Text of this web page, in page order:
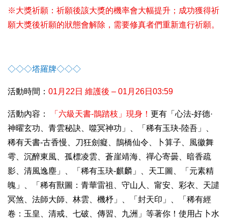
※大獎祈願：祈願後該大獎的機率會大幅提升；成功獲得祈
願大獎後祈願的狀態會解除，需要修真者們重新進行祈願。
◇◇◇塔羅牌◇◇◇
活動時間： 01 月22日 維護後 – 01月26日03:59
活動內容： 「六級天書-鵲踏枝」現身！ 更有「心法-好德·
神曜玄功、青雲秘訣、噬冥神功」、「稀有玉玦-陸吾」、
稀有天書-古香慢、刀狂劍癡、鵲橋仙令、卜算子、風徽舞
雩、沉醉東風、孤標凌雲、蒼崖靖海、禪心寄曇、暗香疏
影、清風逸塵」、「稀有玉玦-麒麟」、天工圖、「元素精
魄」、「稀有獸圖：青華雷祖、守山人、甯安、彩衣、天譴
冥煞、法師大師、林雲、機杼」、「封天印」、「稀有經
卷：玉皇、清戒、七破、傳習、九洲」等著你！使用占卜水